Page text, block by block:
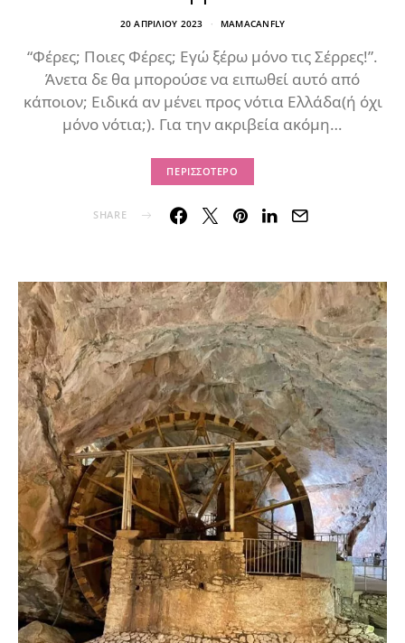
20 ΑΠΡΙΛΊΟΥ 2023 MAMACANFLY
“Φέρες; Ποιες Φέρες; Εγώ ξέρω μόνο τις Σέρρες!”.
Άνετα δε θα μπορούσε να ειπωθεί αυτό από
κάποιον; Ειδικά αν μένει προς νότια Ελλάδα(ή όχι
μόνο νότια;). Για την ακριβεία ακόμη…
ΠΕΡΙΣΣΌΤΕΡΟ
SHARE